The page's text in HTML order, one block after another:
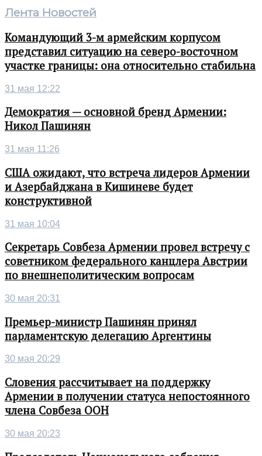
Лента Новостей
Командующий 3-м армейским корпусом
представил ситуацию на северо-восточном
участке границы: она относительно стабильна
31 мая 12:22
Демократия — основной бренд Армении:
Никол Пашинян
31 мая 11:26
США ожидают, что встреча лидеров Армении
и Азербайджана в Кишиневе будет
конструктивной
31 мая 10:04
Секретарь Совбеза Армении провел встречу с
советником федерального канцлера Австрии
по внешнеполитическим вопросам
30 мая 20:31
Премьер-министр Пашинян принял
парламентскую делегацию Аргентины
30 мая 20:29
Словения рассчитывает на поддержку
Армении в получении статуса непостоянного
члена Совбеза ООН
30 мая 20:23